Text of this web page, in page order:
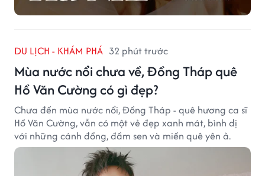
DU LỊCH - KHÁM PHÁ 32 phút trước
Mùa nước nổi chưa về, Đồng Tháp quê
Hồ Văn Cường có gì đẹp?
Chưa đến mùa nước nổi, Đồng Tháp - quê hương ca sĩ
Hồ Văn Cường, vẫn có một vẻ đẹp xanh mát, bình dị
với những cánh đồng, đầm sen và miền quê yên ả.